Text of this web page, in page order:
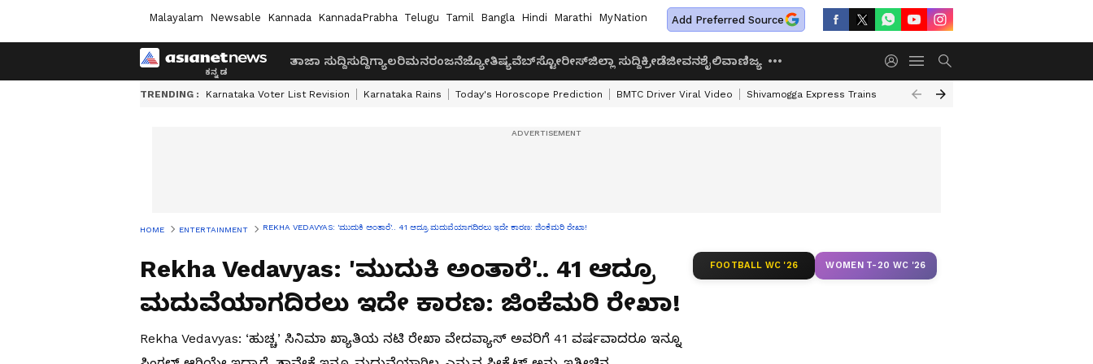
Malayalam Newsable Kannada KannadaPrabha Telugu Tamil Bangla Hindi Marathi MyNation Add Preferred Source
ತಾಜಾ ಸುದ್ದಿಸುದ್ದಿಗ್ಯಾಲರಿಮನರಂಜನೆಜ್ಯೋತಿಷ್ಯವೆಬ್‌ಸ್ಟೋರೀಸ್ಜಿಲ್ಲಾ ಸುದ್ದಿಕ್ರೀಡೆಜೀವನಶೈಲಿವಾಣಿಜ್ಯ
TRENDING : Karnataka Voter List Revision Karnataka Rains Today's Horoscope Prediction BMTC Driver Viral Video Shivamogga Express Trains Airtel Prepaid Plan
HOME ENTERTAINMENT REKHA VEDAVYAS: 'ಮುದುಕಿ ಅಂತಾರೆ'.. 41 ಆದ್ರೂ ಮದುವೆಯಾಗದಿರಲು ಇದೇ ಕಾರಣ: ಜಿಂಕೆಮರಿ ರೇಖಾ!
Rekha Vedavyas: 'ಮುದುಕಿ ಅಂತಾರೆ'.. 41 ಆದ್ರೂ
ಮದುವೆಯಾಗದಿರಲು ಇದೇ ಕಾರಣ: ಜಿಂಕೆಮರಿ ರೇಖಾ!
Rekha Vedavyas: ‘ಹುಚ್ಚ’ ಸಿನಿಮಾ ಖ್ಯಾತಿಯ ನಟಿ ರೇಖಾ ವೇದವ್ಯಾಸ್ ಅವರಿಗೆ 41 ವರ್ಷವಾದರೂ ಇನ್ನೂ
FOOTBALL WC '26 WOMEN T-20 WC '26